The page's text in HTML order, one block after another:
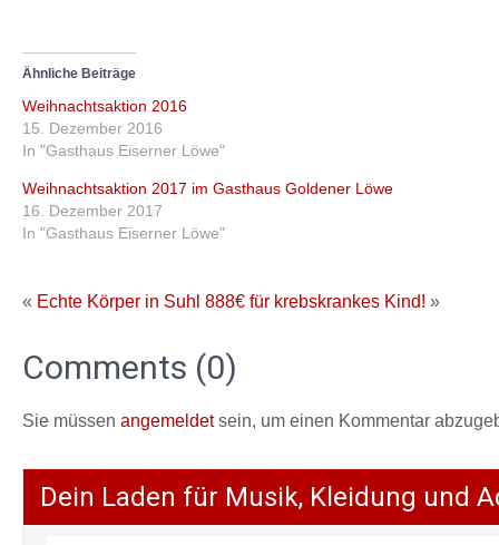
Ähnliche Beiträge
Weihnachtsaktion 2016
15. Dezember 2016
In "Gasthaus Eiserner Löwe"
Weihnachtsaktion 2017 im Gasthaus Goldener Löwe
16. Dezember 2017
In "Gasthaus Eiserner Löwe"
« Echte Körper in Suhl 888€ für krebskrankes Kind! »
Comments (0)
Sie müssen angemeldetsein, um einen Kommentar
Dein Laden für Musik, Kleidung und